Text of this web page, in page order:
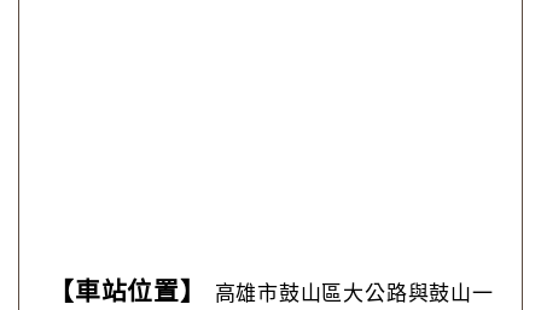
【車站位置】
高雄市鼓山區大公路與鼓山一